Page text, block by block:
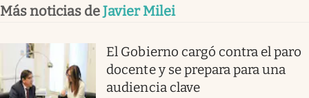
Más noticias deJavier Milei
El Gobierno cargó contra el paro
docente y se prepara para una
audiencia clave